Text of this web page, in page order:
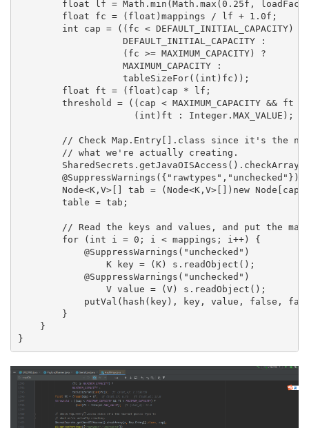
float lf = Math.min(Math.max(0.25f,
        float fc = (float)mappings / lf + 1.0f;
        int cap = ((fc < DEFAULT_INITIAL_CAPACITY) ?
                   DEFAULT_INITIAL_CAPACITY :
                   (fc >= MAXIMUM_CAPACITY) ?
                   MAXIMUM_CAPACITY :
                   tableSizeFor((int)fc));
        float ft = (float)cap * lf;
threshold = ((cap < MAXIMUM_CAPACITY && ft <
                     (int)ft : Integer.MAX_VALUE);
// Check Map.Entry[].class since it's the
        // what we're actually creating.
        @SuppressWarnings({"rawtypes","unchecked"})
Node<K,V>[] tab = (Node<K,V>[])new
        table = tab;
// Read the keys and values, and put the
        for (int i = 0; i < mappings; i++) {
            @SuppressWarnings("unchecked")
                K key = (K) s.readObject();
            @SuppressWarnings("unchecked")
                V value = (V) s.readObject();
putVal(hash(key), key, value, false,
        }
    }